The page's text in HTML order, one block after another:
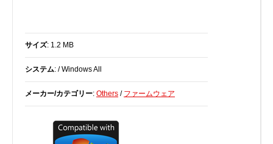
Bluetooth
カードリーダー
デジタルカメラ、インターネット
DVD /ブルーレイ・プレーヤー
ファームウェア
HDD, SSD, NAS, USB
サイズ: 1.2 MB
システム: / Windows All
メーカー/カテゴリー: Others / ファームウェア